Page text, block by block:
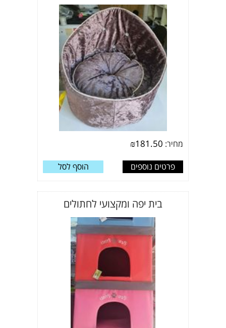
מחיר: ₪181.50
פרטים נוספים הוסף לסל
בית יפה ומקצועי לחתולים